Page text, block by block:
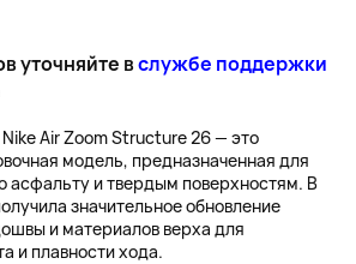
уточняйте вслужбе поддержки
Air Zoom Structure 26 — это
модель, предназначенная для
асфальту и твердым поверхностям. В
значительное обновление
и материалов верха для
и плавности хода.